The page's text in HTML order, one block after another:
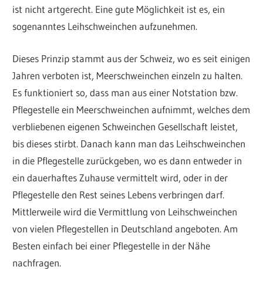
ist nicht artgerecht. Eine gute Möglichkeit ist es, ein
sogenanntes Leihschweinchen aufzunehmen.
Dieses Prinzip stammt aus der Schweiz, wo es seit einigen
Jahren verboten ist, Meerschweinchen einzeln zu halten.
Es funktioniert so, dass man aus einer Notstation bzw.
Pflegestelle ein Meerschweinchen aufnimmt, welches dem
verbliebenen eigenen Schweinchen Gesellschaft leistet,
bis dieses stirbt. Danach kann man das Leihschweinchen
in die Pflegestelle zurückgeben, wo es dann entweder in
ein dauerhaftes Zuhause vermittelt wird, oder in der
Pflegestelle den Rest seines Lebens verbringen darf.
Mittlerweile wird die Vermittlung von Leihschweinchen
von vielen Pflegestellen in Deutschland angeboten. Am
Besten einfach bei einer Pflegestelle in der Nähe
nachfragen.